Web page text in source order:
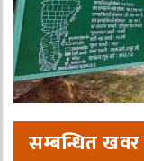
सम्बन्धित खवर